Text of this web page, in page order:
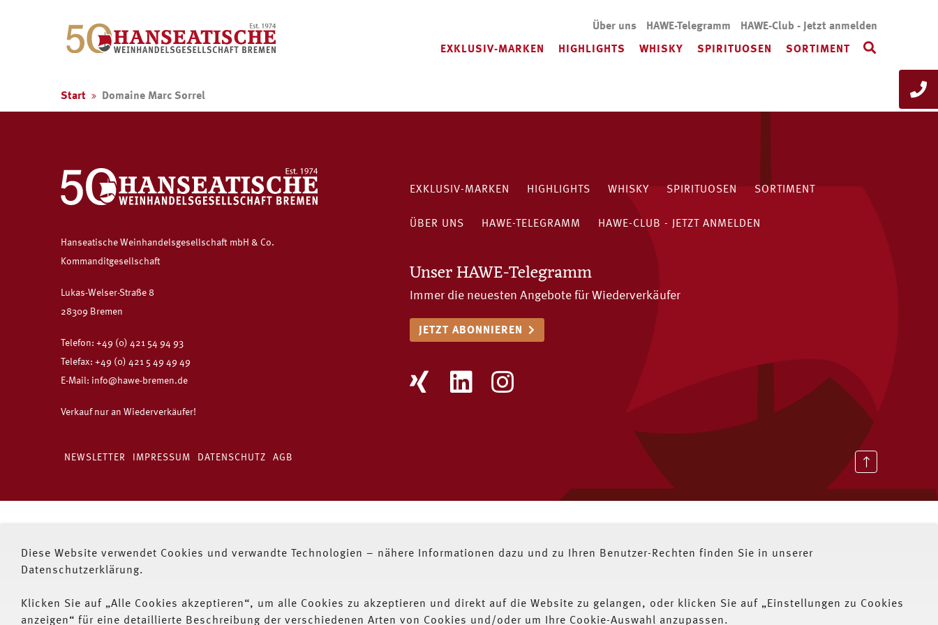
Diese Website verwendet Cookies und verwandte Technologien – nähere Informationen dazu und zu Ihren Benutzer-Rechten finden Sie in unserer
Datenschutzerklärung.
Klicken Sie auf „Alle Cookies akzeptieren“, um alle Cookies zu akzeptieren und direkt auf die Website zu gelangen, oder klicken Sie auf „Einstellungen zu Cookies
anzeigen“ für eine detaillierte Beschreibung der verschiedenen Arten von Cookies und/oder um Ihre Cookie-Auswahl anzupassen.
Über uns HAWE-Telegramm HAWE-Club - Jetzt anmelden
EXKLUSIV-MARKEN HIGHLIGHTS WHISKY SPIRITUOSEN SORTIMENT
Start Domaine Marc Sorrel
Hanseatische Weinhandelsgesellschaft mbH & Co.
Kommanditgesellschaft
Lukas-Welser-Straße 8
28309 Bremen
Telefon: +49 (0) 421 54 94 93
Telefax: +49 (0) 421 5 49 49 49
E-Mail: info@hawe-bremen.de
Verkauf nur an Wiederverkäufer!
EXKLUSIV-MARKEN HIGHLIGHTS WHISKY SPIRITUOSEN SORTIMENT
ÜBER UNS HAWE-TELEGRAMM HAWE-CLUB - JETZT ANMELDEN
Unser HAWE-Telegramm
Immer die neuesten Angebote für Wiederverkäufer
JETZT ABONNIEREN
NEWSLETTER IMPRESSUM DATENSCHUTZ AGB